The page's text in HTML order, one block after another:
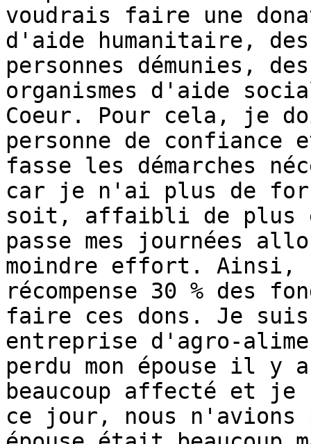
voudrais faire une
d'aide humanitaire,
personnes démunies,
organismes d'aide
Coeur. Pour cela, je
personne de
fasse les démarches
car je n'ai plus de
soit, affaibli de plus
passe mes journées
moindre effort. Ainsi,
récompense 30 % des
faire ces dons. Je
entreprise d'agro-
perdu mon épouse il y
beaucoup affecté et
ce jour, nous n'avions